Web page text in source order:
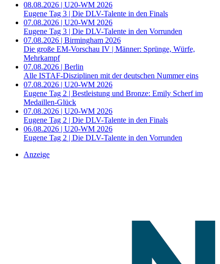
08.08.2026 | U20-WM 2026
Eugene Tag 3 | Die DLV-Talente in den Finals
07.08.2026 | U20-WM 2026
Eugene Tag 3 | Die DLV-Talente in den Vorrunden
07.08.2026 | Birmingham 2026
Die große EM-Vorschau IV | Männer: Sprünge, Würfe,
Mehrkampf
07.08.2026 | Berlin
Alle ISTAF-Disziplinen mit der deutschen Nummer eins
07.08.2026 | U20-WM 2026
Eugene Tag 2 | Bestleistung und Bronze: Emily Scherf im
Medaillen-Glück
07.08.2026 | U20-WM 2026
Eugene Tag 2 | Die DLV-Talente in den Finals
06.08.2026 | U20-WM 2026
Eugene Tag 2 | Die DLV-Talente in den Vorrunden
Anzeige